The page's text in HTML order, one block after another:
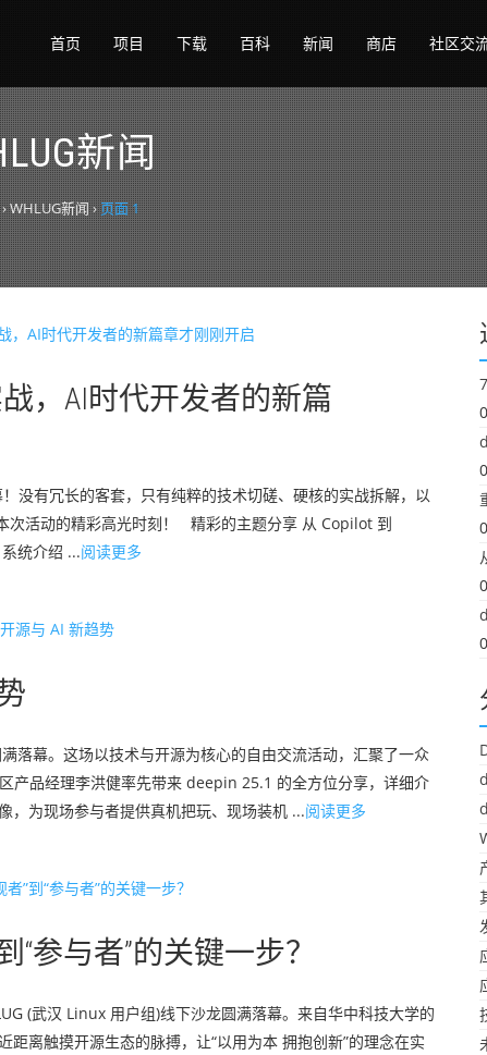
首页 项目 下载 百科 新闻 商店 社区交
新闻
›WHLUG新闻›页面 1
战，AI时代开发者的新篇
有冗长的客套，只有纯粹的技术切磋、硬核的实战拆解，以
次活动的精彩高光时刻！ 精彩的主题分享 从 Copilot 到
统介绍 ...阅读更多
落幕。这场以技术与开源为核心的自由交流活动，汇聚了一众
产品经理李洪健率先带来 deepin 25.1 的全方位分享，详细介
，为现场参与者提供真机把玩、现场装机 ...阅读更多
“参与者”的关键一步？
(武汉 Linux 用户组)线下沙龙圆满落幕。来自华中科技大学的
离触摸开源生态的脉搏，让“以用为本 拥抱创新”的理念在实